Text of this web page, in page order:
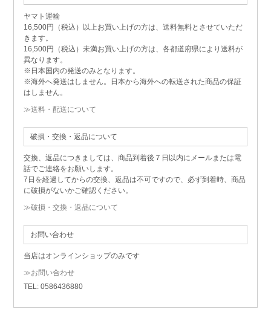
ヤマト運輸
16,500円（税込）以上お買い上げの方は、送料無料とさせていただ
きます。
16,500円（税込）未満お買い上げの方は、各都道府県により送料が
異なります。
※日本国内の発送のみとなります。
※海外へ発送はしません。日本から海外への転送された商品の保証
はしません。
≫送料・配送について
破損・交換・返品について
交換、返品につきましては、商品到着後７日以内にメールまたは電
話でご連絡をお願いします。
7日を経過してからの交換、返品は不可ですので、必ず到着時、商品
に破損がないかご確認ください。
≫破損・交換・返品について
お問い合わせ
当店はオンラインショップのみです
≫お問い合わせ
TEL: 0586436880